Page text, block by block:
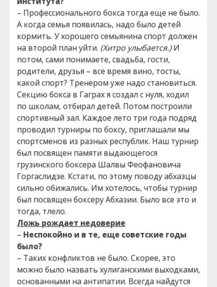
– Профессионального бокса тогда еще не было.
А когда семья появилась, надо было детей
кормить. У хорошего семьянина спорт должен
на второй план уйти. (Хитро улыбается.)И
потом, сами понимаете, свадьба, гости,
родители, друзья – все время вино, тосты,
какой спорт? Тренером уже надо становиться.
Секцию бокса в Гаграх я создал с нуля, ходил
по школам, отбирал детей. Потом построили
спортивный зал. Каждое лето три года подряд
проводил турниры по боксу, приглашали мы
спортсменов из разных республик. Наш турнир
был посвящен памяти выдающегося
грузинского боксера Шалвы Феофановича
Горгаслидзе. Кстати, по этому поводу абхазцы
сильно обижались. Им хотелось, чтобы турнир
был посвящен боксеру Абхазии. Было все это и
тогда, тлело.
Ложь рождает недоверие
– Неспокойно и в те, еще советские годы
было?
– Таких конфликтов не было. Скорее, это
можно было назвать хулиганскими выходками,
основанными на антипатии. Всегда найдутся